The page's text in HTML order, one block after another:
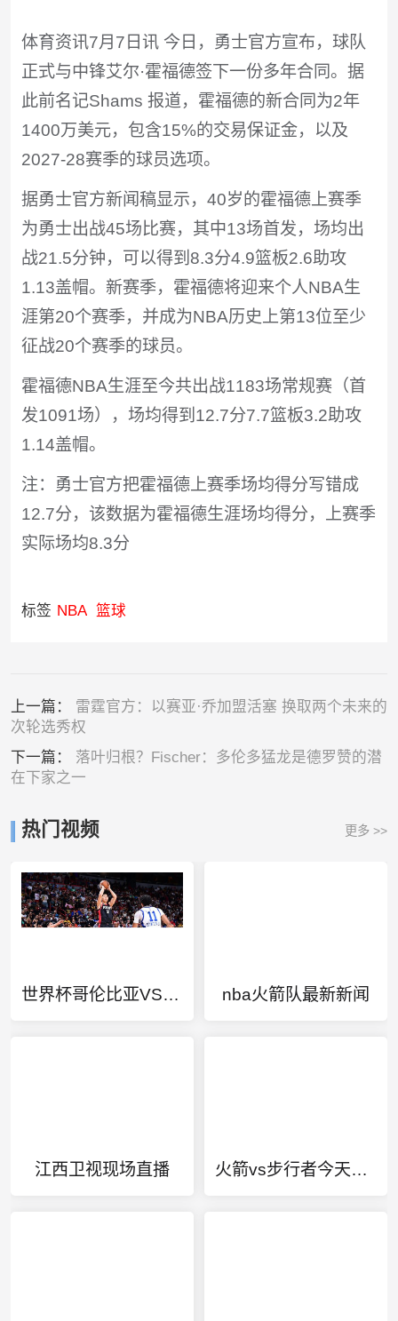
体育资讯7月7日讯 今日，勇士官方宣布，球队
正式与中锋艾尔·霍福德签下一份多年合同。据
此前名记Shams 报道，霍福德的新合同为2年
1400万美元，包含15%的交易保证金，以及
2027-28赛季的球员选项。
据勇士官方新闻稿显示，40岁的霍福德上赛季
为勇士出战45场比赛，其中13场首发，场均出
战21.5分钟，可以得到8.3分4.9篮板2.6助攻
1.13盖帽。新赛季，霍福德将迎来个人NBA生
涯第20个赛季，并成为NBA历史上第13位至少
征战20个赛季的球员。
霍福德NBA生涯至今共出战1183场常规赛（首
发1091场），场均得到12.7分7.7篮板3.2助攻
1.14盖帽。
注：勇士官方把霍福德上赛季场均得分写错成
12.7分，该数据为霍福德生涯场均得分，上赛季
实际场均8.3分
标签 NBA 篮球
上一篇： 雷霆官方：以赛亚·乔加盟活塞 换取两个未来的
次轮选秀权
下一篇： 落叶归根？Fischer：多伦多猛龙是德罗赞的潜
在下家之一
热门视频 更多 >>
世界杯哥伦比亚VS葡萄牙直播 nba火箭队最新新闻
江西卫视现场直播 火箭vs步行者今天比赛回放完整版